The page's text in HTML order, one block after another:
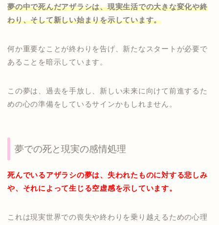
夢の中で死んだアザラシは、現実生活での大きな変化や終
わり、そして新しい始まりを示しています。
何か重要なことが終わりを告げ、新たなスタートが必要で
あることを暗示しています。
この夢は、過去を手放し、新しい未来に向けて前進するた
めの心の準備をしているサインかもしれません。
夢での死と現実の感情処理
死んでいるアザラシの夢は、失われたものに対する悲しみ
や、それによって生じる空虚感を示しています。
これは現実世界での喪失や終わりを乗り越えるための心理